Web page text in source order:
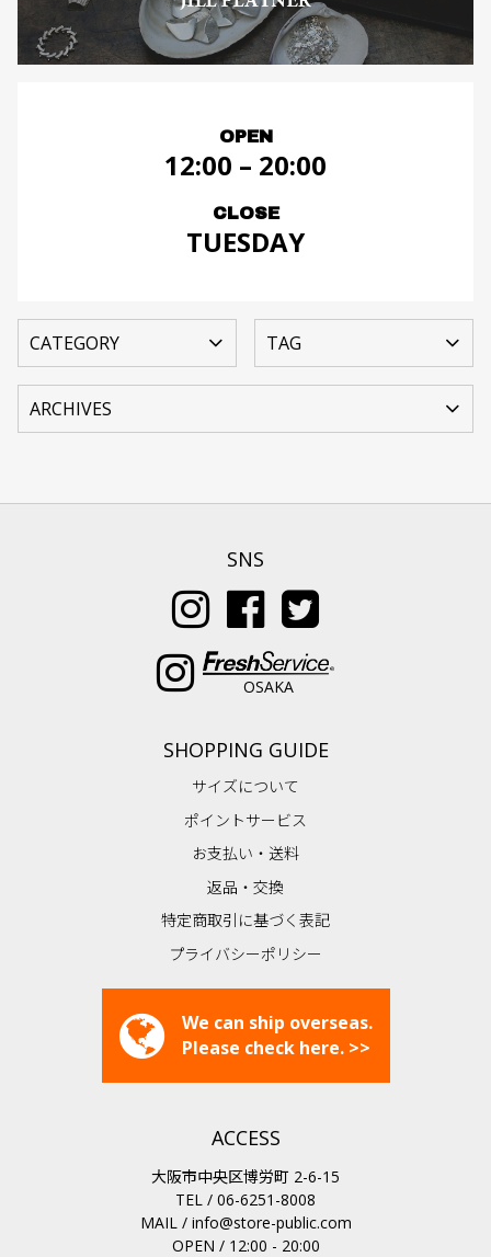
OPEN
12:00 – 20:00
CLOSE
TUESDAY
SNS
OSAKA
SHOPPING GUIDE
サイズについて
ポイントサービス
お支払い・送料
返品・交換
特定商取引に基づく表記
プライバシーポリシー
We can ship overseas.
Please check here. >>
ACCESS
大阪市中央区博労町 2-6-15
TEL / 06-6251-8008
MAIL / info@store-public.com
OPEN / 12:00 - 20:00